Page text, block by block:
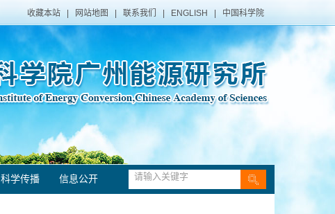
收藏本站 网站地图 联系我们 ENGLISH 中国科学院
科学传播 信息公开